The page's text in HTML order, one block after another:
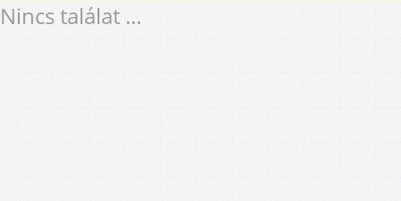
Nincs találat ...